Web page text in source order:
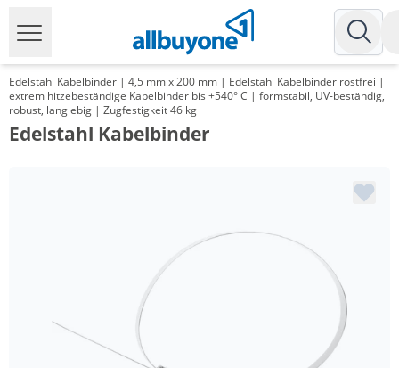
Edelstahl Kabelbinder | 4,5 mm x 200 mm | Edelstahl Kabelbinder rostfrei |
extrem hitzebeständige Kabelbinder bis +540° C | formstabil, UV-beständig,
robust, langlebig | Zugfestigkeit 46 kg
Edelstahl Kabelbinder